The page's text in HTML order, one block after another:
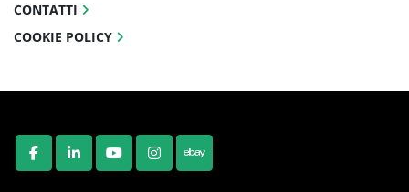
FACEBOOK
LINKEDINYOUTUBEINSTAGRAM
EBAY
CONTATTI
COOKIE POLICY